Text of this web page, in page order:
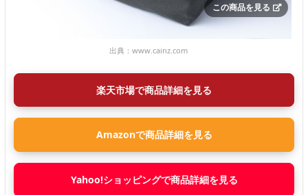
この商品を見る
出典： www.cainz.com
楽天市場で商品詳細を見る
Amazonで商品詳細を見る
Yahoo!ショッピングで商品詳細を見る